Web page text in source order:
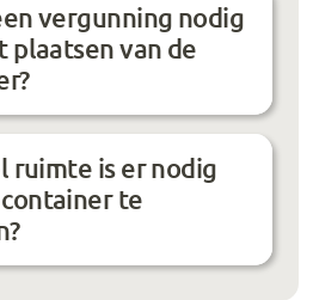
vergunning nodig
plaatsen van de
ruimte is er nodig
te